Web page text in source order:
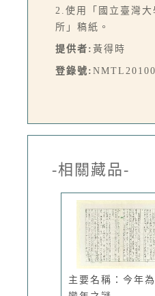
2.使用「國立臺灣大
所」稿紙。
提供者: 黃得時
登錄號:
-相關藏品-
主要名稱：今年